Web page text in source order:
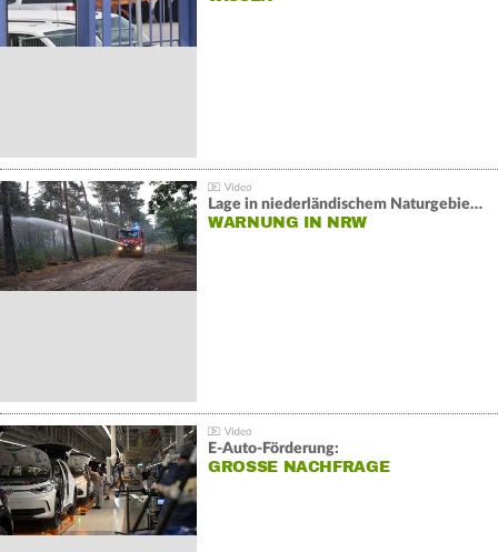
Lage in niederländischem Naturgebiet stabil
WARNUNG IN NRW
E-Auto-Förderung:
GROSSE NACHFRAGE